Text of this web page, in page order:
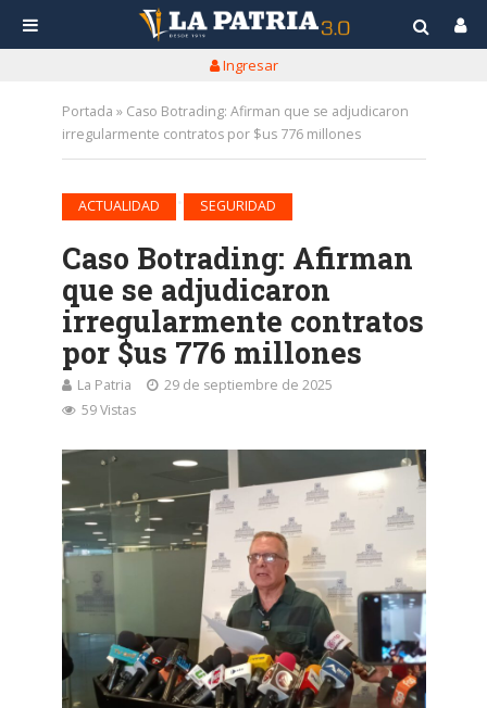
Ingresar
Portada » Caso Botrading: Afirman que se adjudicaron
irregularmente contratos por $us 776 millones
ACTUALIDAD SEGURIDAD
Caso Botrading: Afirman
que se adjudicaron
irregularmente contratos
por $us 776 millones
La Patria
29 de septiembre de 2025
59 Vistas